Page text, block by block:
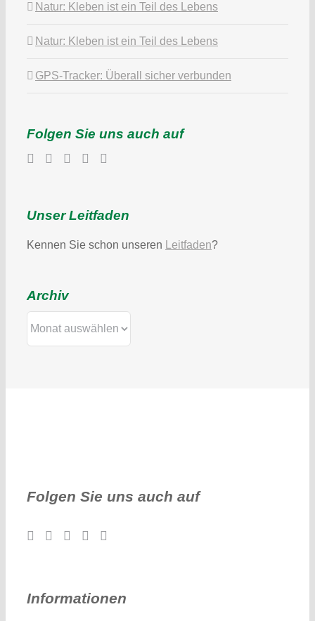
Natur: Kleben ist ein Teil des Lebens
Natur: Kleben ist ein Teil des Lebens
GPS-Tracker: Überall sicher verbunden
Folgen Sie uns auch auf
Unser Leitfaden
Kennen Sie schon unseren Leitfaden?
Archiv
Folgen Sie uns auch auf
Informationen